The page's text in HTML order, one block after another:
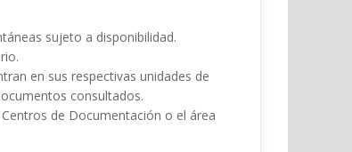
sujeto a disponibilidad.
en sus respectivas unidades de
consultados.
de Documentación o el área